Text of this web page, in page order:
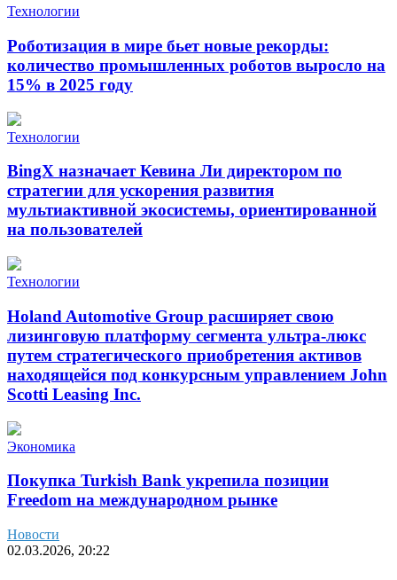
Технологии
Роботизация в мире бьет новые рекорды:
количество промышленных роботов выросло на
15% в 2025 году
Технологии
BingX назначает Кевина Ли директором по
стратегии для ускорения развития
мультиактивной экосистемы, ориентированной
на пользователей
Технологии
Holand Automotive Group расширяет свою
лизинговую платформу сегмента ультра-люкс
путем стратегического приобретения активов
находящейся под конкурсным управлением John
Scotti Leasing Inc.
Экономика
Покупка Turkish Bank укрепила позиции
Freedom на международном рынке
Новости
02.03.2026, 20:22